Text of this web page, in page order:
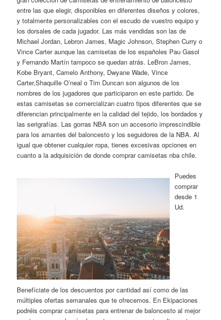
entre las que elegir, disponibles en diferentes diseños y colores,
y totalmente personalizables con el escudo de vuestro equipo y
los dorsales de cada jugador. Las más vendidas son las de
Michael Jordan, Lebron James, Magic Johnson, Stephen Curry o
Vince Carter aunque las camisetas de los españoles Pau Gasol
y Fernando Martín tampoco se quedan atrás. LeBron James,
Kobe Bryant, Camelo Anthony, Dwyane Wade, Vince
Carter,Shaquille O’neal o Tim Duncan son algunos de los
nombres de los jugadores que participaron en este partido. De
estas camisetas se comercializan cuatro tipos diferentes que se
diferencian principalmente en la calidad del tejido, los bordados y
las serigrafías. Las gorras NBA son un accesorio imprescindible
para los amantes del baloncesto y los seguidores de la NBA. Al
igual que obtener cualquier ropa, tienes excesivas opciones en
cuanto a la adquisición de donde comprar camisetas nba chile.
Puedes
comprar
desde 1
Ud.
Benefíciate de los descuentos por cantidad así como de las
múltiples ofertas semanales que te ofrecemos. En Ekipaciones
podréis comprar camisetas para entrenar de baloncesto al mejor